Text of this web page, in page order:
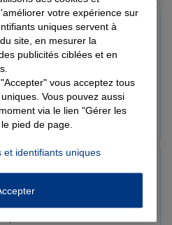
MARCEAU
et son
Il a su répondre a toutes
à ma situation. Je
Voir l'agence
MARCEAU
votre expérience sur
uniques servent à
site, en mesurer la
publicités ciblées et en
vous acceptez tous
Vous pouvez aussi
via le lien "Gérer les
pied de page.
et identifiants uniques